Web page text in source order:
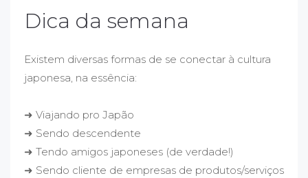
Dica da semana
Existem diversas formas de se conectar à cultura
japonesa, na essência:
➜ Viajando pro Japão
➜ Sendo descendente
➜ Tendo amigos japoneses (de verdade!)
➜ Sendo cliente de empresas de produtos/serviços